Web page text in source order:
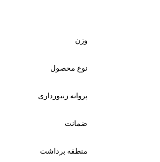
وزن
نوع محصول
پروانه زنبورداری
ضمانت
منطقه برداشت